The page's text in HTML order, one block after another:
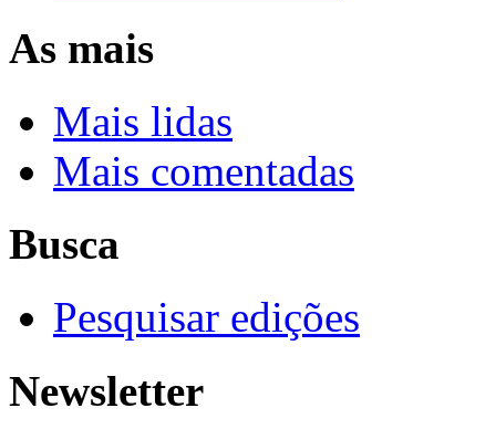
As mais
Mais lidas
Mais comentadas
Busca
Pesquisar edições
Newsletter